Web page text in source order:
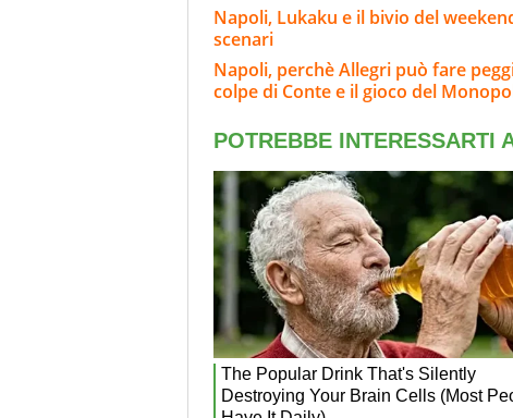
Napoli, Lukaku e il bivio del
scenari
Napoli, perchè Allegri può fare
colpe di Conte e il gioco del